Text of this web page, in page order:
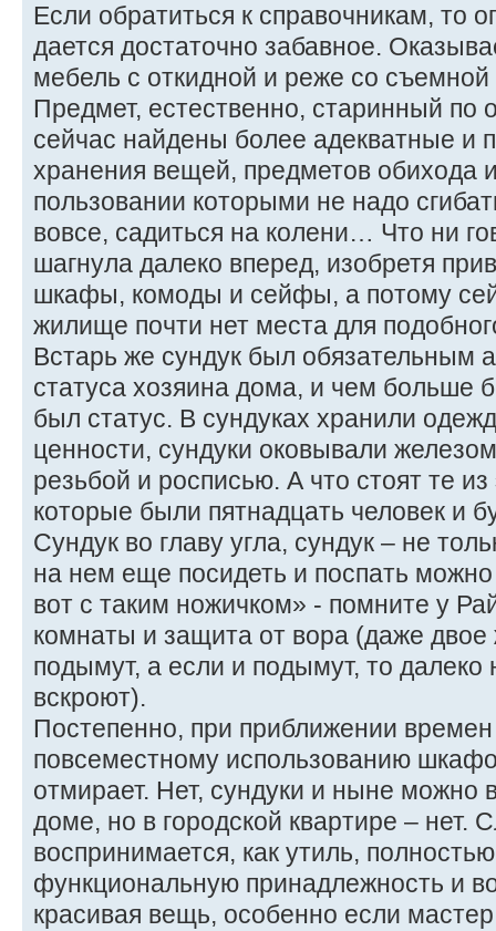
Если обратиться к справочникам, то
дается достаточно забавное.
мебель с откидной и реже со
Предмет, естественно, старинный по
сейчас найдены более адекватные и
хранения вещей, предметов обихода
пользовании которыми не надо
вовсе, садиться на колени… Что ни
шагнула далеко вперед, изобретя
шкафы, комоды и сейфы, а потому
жилище почти нет места для
Встарь же сундук был обязательным
статуса хозяина дома, и чем больше
был статус. В сундуках хранили
ценности, сундуки оковывали
резьбой и росписью. А что стоят те
которые были пятнадцать человек и
Сундук во главу угла, сундук – не
на нем еще посидеть и поспать можно
вот с таким ножичком» - помните у
комнаты и защита от вора (даже
подымут, а если и подымут, то далеко
вскроют).
Постепенно, при приближении
повсеместному использованию
отмирает. Нет, сундуки и ныне можно
доме, но в городской квартире – нет.
воспринимается, как утиль,
функциональную принадлежность и
красивая вещь, особенно если